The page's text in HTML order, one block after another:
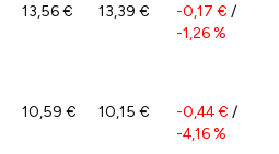
13,56 € 13,39 € -0,17 € /
-1,26 %
10,59 € 10,15 € -0,44 € /
-4,16 %